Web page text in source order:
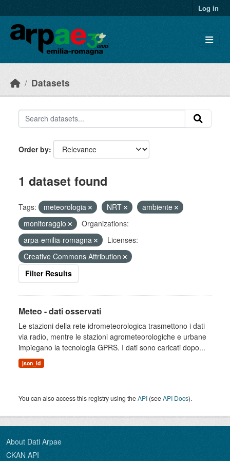
Log in
Datasets
Order by
1 dataset found
Tags: meteorologia NRT
ambiente
monitoraggio
Organizations:
arpa-emilia-romagna
Licenses:
Creative Commons Attribution
Filter Results
Meteo - dati osservati
Le stazioni della rete idrometeorologica trasmettono i dati
via radio, mentre le stazioni agrometeorologiche e urbane
impiegano la tecnologia GPRS. I dati sono caricati dopo...
json_ld
You can also access this registry using theAPI (seeAPI Docs).
About Dati Arpae
CKAN API